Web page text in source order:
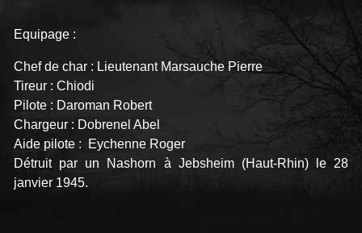
Equipage :
Chef de char : Lieutenant Marsauche Pierre
Tireur : Chiodi
Pilote : Daroman Robert
Chargeur : Dobrenel Abel
Aide pilote : Eychenne Roger
Détruit par un Nashorn à Jebsheim (Haut-Rhin) le 28
janvier 1945.